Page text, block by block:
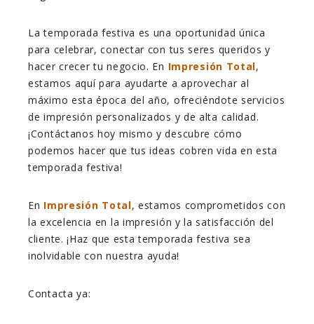
La temporada festiva es una oportunidad única
para celebrar, conectar con tus seres queridos y
hacer crecer tu negocio. En Impresión Total,
estamos aquí para ayudarte a aprovechar al
máximo esta época del año, ofreciéndote servicios
de impresión personalizados y de alta calidad.
¡Contáctanos hoy mismo y descubre cómo
podemos hacer que tus ideas cobren vida en esta
temporada festiva!
En Impresión Total, estamos comprometidos con
la excelencia en la impresión y la satisfacción del
cliente. ¡Haz que esta temporada festiva sea
inolvidable con nuestra ayuda!
Contacta ya: